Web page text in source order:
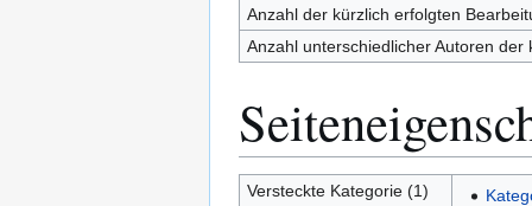
Anzahl der kürzlich erfolgten
Anzahl unterschiedlicher Autoren
Versteckte Kategorie (1)